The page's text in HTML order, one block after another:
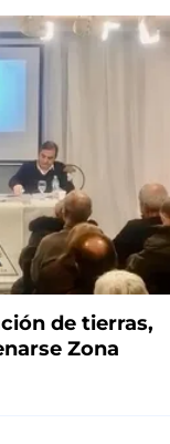
de tierras,
Zona